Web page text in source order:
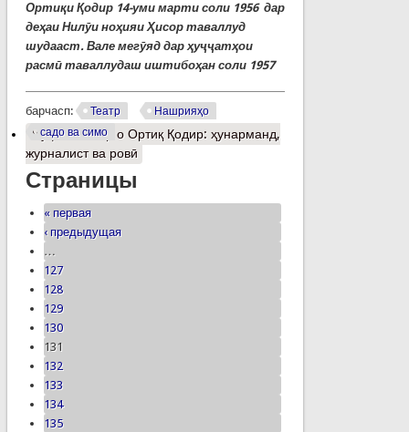
Ортиқи Қодир 14-уми марти соли 1956 дар
деҳаи Нилӯи ноҳияи Ҳисор таваллуд
шудааст. Вале мегӯяд дар ҳуҷҷатҳои
расмӣ таваллудаш иштибоҳан соли 1957
барчасп: Театр
Нашрияҳо
садо ва симо
Муфассалтар
о Ортиқ Қодир: ҳунарманд,
журналист ва ровӣ
Страницы
« первая
‹ предыдущая
…
127
128
129
130
131
132
133
134
135